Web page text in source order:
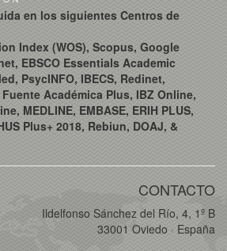
en los siguientes Centros de
Index (WOS), Scopus, Google
EBSCO Essentials Academic
PsycINFO, IBECS, Redinet,
Académica Plus, IBZ Online,
MEDLINE, EMBASE, ERIH PLUS,
Plus+ 2018, Rebiun, DOAJ, &
CONTACTO
Ildelfonso Sánchez del Río, 4, 1º B
33001 Oviedo · España